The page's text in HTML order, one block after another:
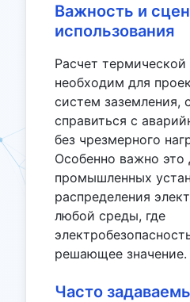
Важность и
использования
Расчет
необходим для
систем заземления,
справиться с
без чрезмерного
Особенно важно это
промышленных
распределения
любой среды, где
решающее значение.
Часто